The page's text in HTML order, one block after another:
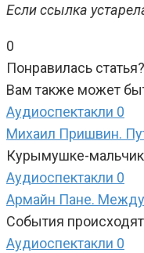
Если ссылка
0
Понравилась
Вам также может
Аудиоспектакли 0
Михаил Пришвин.
Курымушке-
Аудиоспектакли 0
Армайн Пане.
События
Аудиоспектакли 0